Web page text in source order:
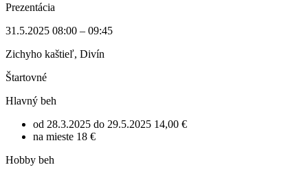
Prezentácia
31.5.2025 08:00 – 09:45
Zichyho kaštieľ, Divín
Štartovné
Hlavný beh
od 28.3.2025 do 29.5.2025 14,00 €
na mieste 18 €
Hobby beh